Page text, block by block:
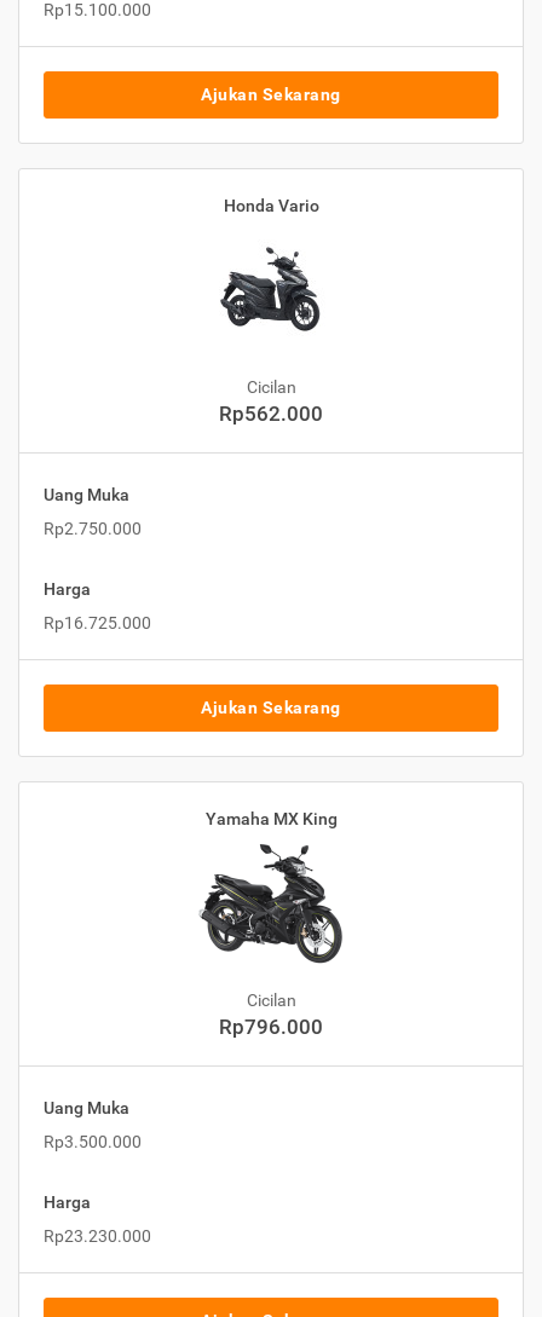
Rp15.100.000
Ajukan Sekarang
Honda Vario
Cicilan
Rp562.000
Uang Muka
Rp2.750.000
Harga
Rp16.725.000
Ajukan Sekarang
Yamaha MX King
Cicilan
Rp796.000
Uang Muka
Rp3.500.000
Harga
Rp23.230.000